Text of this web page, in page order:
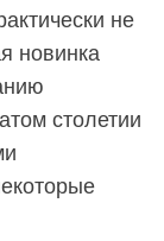
не
новинка
столетии